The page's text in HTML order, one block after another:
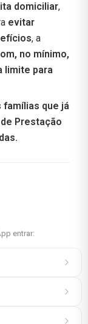
domiciliar,
evitar
, a
no mínimo,
limite para
famílias que já
Prestação
entrar: